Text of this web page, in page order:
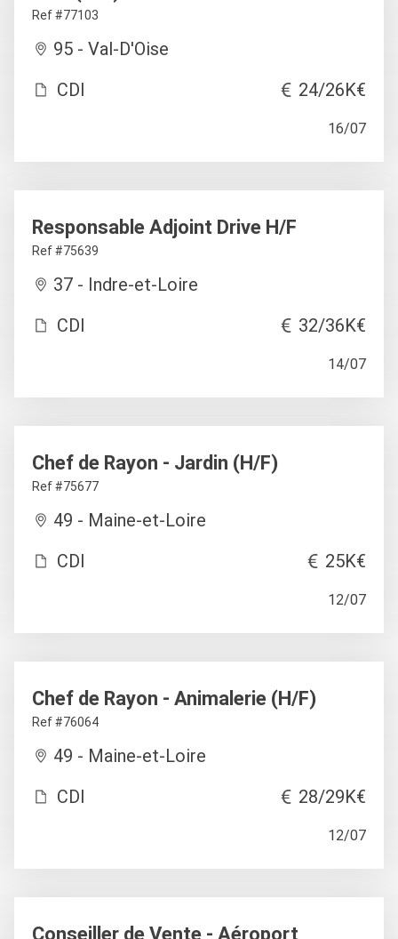
Ref #77103
95 - Val-D'Oise
CDI
24/26K€
16/07
Responsable Adjoint Drive H/F
Ref #75639
37 - Indre-et-Loire
CDI
32/36K€
14/07
Chef de Rayon - Jardin (H/F)
Ref #75677
49 - Maine-et-Loire
CDI
25K€
12/07
Chef de Rayon - Animalerie (H/F)
Ref #76064
49 - Maine-et-Loire
CDI
28/29K€
12/07
Conseiller de Vente - Aéroport